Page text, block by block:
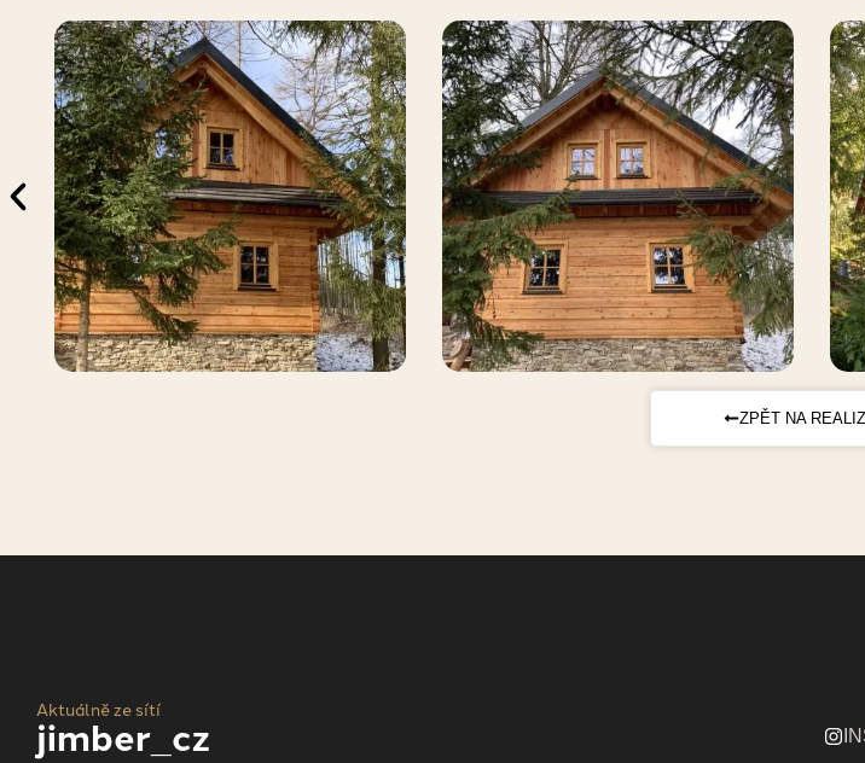
ZPĚT NA
Aktuálně ze sítí
jimber_cz